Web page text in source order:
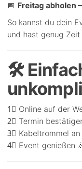
📅 Freitag abholen
So kannst du dein
und hast genug
🛠
1⃣ Online auf der
2⃣ Termin
3⃣ Kabeltrommel
4⃣ Event genießen